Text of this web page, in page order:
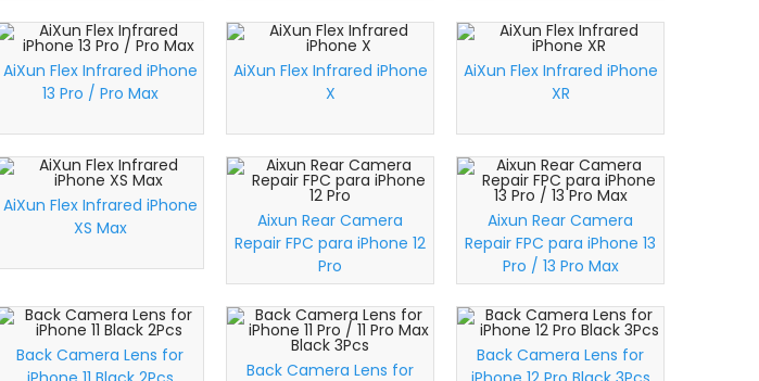
AiXun Flex Infrared iPhone
13 Pro / Pro Max
AiXun Flex Infrared iPhone
X
AiXun Flex Infrared iPhone
XR
AiXun Flex Infrared iPhone
XS Max
Aixun Rear Camera
Repair FPC para iPhone 12
Pro
Aixun Rear Camera
Repair FPC para iPhone 13
Pro / 13 Pro Max
Back Camera Lens for
Back Camera Lens for
Back Camera Lens for